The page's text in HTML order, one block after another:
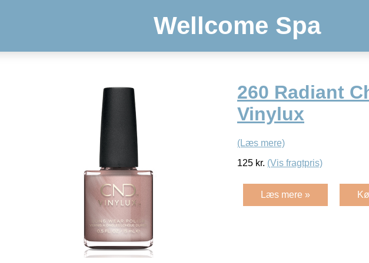
Wellcome Spa
260 Radiant
Vinylux
(Læs mere)
125 kr. (Vis fragtpris)
Læs mere »